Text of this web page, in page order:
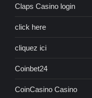
Claps Casino login
click here
cliquez ici
Coinbet24
CoinCasino Casino